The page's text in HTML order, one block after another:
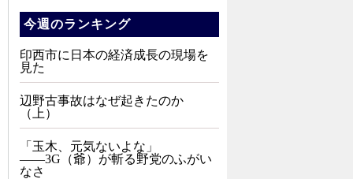
今週のランキング
印西市に日本の経済成長の現場を
見た
辺野古事故はなぜ起きたのか
（上）
「玉木、元気ないよな」
――3G（爺）が斬る野党のふがい
なさ